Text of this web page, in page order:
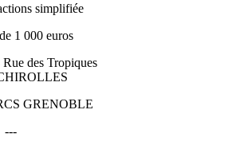
simplifiée
1 000 euros
des Tropiques
GRENOBLE
---